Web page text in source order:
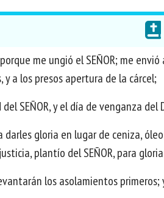
me ungió el SEÑOR; me
a los presos apertura de la cárcel;
SEÑOR, y el día de venganza
darles gloria en lugar de ceniza,
plantío del SEÑOR, para
los asolamientos